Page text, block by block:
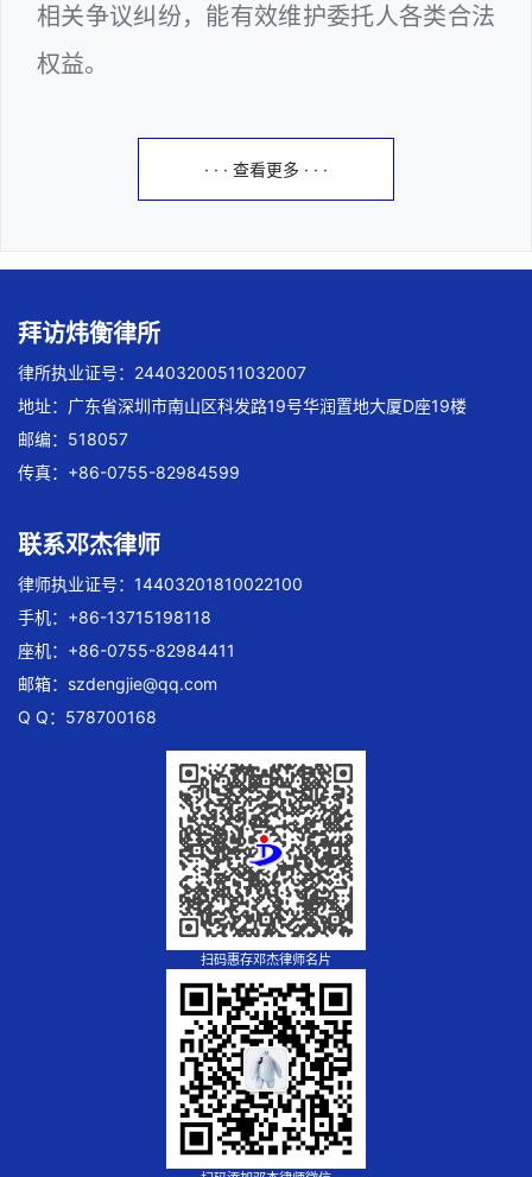
相关争议纠纷，能有效维护委托人各类合法
权益。
· · · 查看更多 · · ·
拜访炜衡律所
律所执业证号：24403200511032007
地址：广东省深圳市南山区科发路19号华润置地大厦D座19楼
邮编：518057
传真：+86-0755-82984599
联系邓杰律师
律师执业证号：14403201810022100
手机：+86-13715198118
座机：+86-0755-82984411
邮箱： szdengjie@qq.com
Q Q：578700168
扫码惠存邓杰律师名片